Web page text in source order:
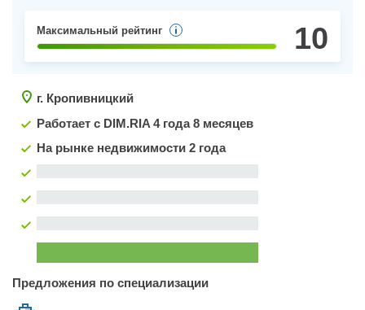
Максимальный рейтинг 10
г. Кропивницкий
Работает с DIM.RIA 4 года 8 месяцев
На рынке недвижимости 2 года
Предложения по специализации